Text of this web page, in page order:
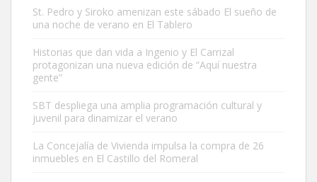
Este gato macho ha aparecido en la calle hace menos de un mes,
es muy manso y extremadamente cari...
Leales.org » Gran Canaria
St. Pedro y Siroko amenizan este sábado El sueño de
una noche de verano en El Tablero
Historias que dan vida a Ingenio y El Carrizal
protagonizan una nueva edición de “Aquí nuestra
gente”
SBT despliega una amplia programación cultural y
juvenil para dinamizar el verano
La Concejalía de Vivienda impulsa la compra de 26
inmuebles en El Castillo del Romeral